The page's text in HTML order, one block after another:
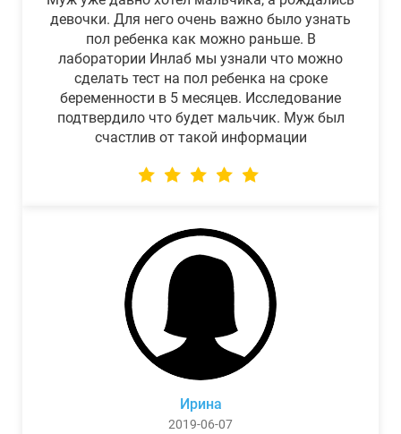
девочки. Для него очень важно было узнать
пол ребенка как можно раньше. В
лаборатории Инлаб мы узнали что можно
сделать тест на пол ребенка на сроке
беременности в 5 месяцев. Исследование
подтвердило что будет мальчик. Муж был
счастлив от такой информации
Ирина
2019-06-07